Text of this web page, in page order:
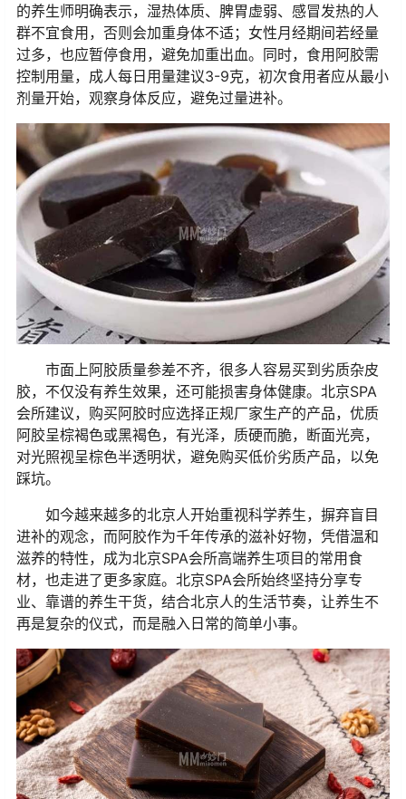
的养生师明确表示，湿热体质、脾胃虚弱、感冒发热的人
群不宜食用，否则会加重身体不适；女性月经期间若经量
过多，也应暂停食用，避免加重出血。同时，食用阿胶需
控制用量，成人每日用量建议3-9克，初次食用者应从最小
剂量开始，观察身体反应，避免过量进补。
市面上阿胶质量参差不齐，很多人容易买到劣质杂皮
胶，不仅没有养生效果，还可能损害身体健康。北京SPA
会所建议，购买阿胶时应选择正规厂家生产的产品，优质
阿胶呈棕褐色或黑褐色，有光泽，质硬而脆，断面光亮，
对光照视呈棕色半透明状，避免购买低价劣质产品，以免
踩坑。
如今越来越多的北京人开始重视科学养生，摒弃盲目
进补的观念，而阿胶作为千年传承的滋补好物，凭借温和
滋养的特性，成为北京SPA会所高端养生项目的常用食
材，也走进了更多家庭。北京SPA会所始终坚持分享专
业、靠谱的养生干货，结合北京人的生活节奏，让养生不
再是复杂的仪式，而是融入日常的简单小事。